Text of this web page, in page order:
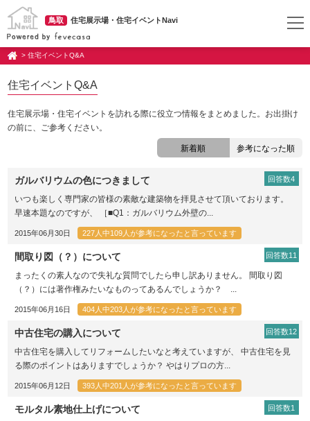
鳥取 住宅展示場・住宅イベントNavi
> 住宅イベントQ&A
住宅イベントQ&A
住宅展示場・住宅イベントを訪れる際に役立つ情報をまとめました。お出掛け
の前に、ご参考ください。
新着順 参考になった順
回答数4
ガルバリウムの色につきまして
いつも楽しく専門家の皆様の素敵な建築物を拝見させて頂いております。
早速本題なのですが、 ［■Q1：ガルバリウム外壁の...
2015年06月30日 227人中109人が参考になったと言っています
回答数11
間取り図（？）について
まったくの素人なので失礼な質問でしたら申し訳ありません。 間取り図
（？）には著作権みたいなものってあるんでしょうか？ ...
2015年06月16日 404人中203人が参考になったと言っています
回答数12
中古住宅の購入について
中古住宅を購入してリフォームしたいなと考えていますが、 中古住宅を見
る際のポイントはありますでしょうか？ やはりプロの方...
2015年06月12日 393人中201人が参考になったと言っています
回答数1
モルタル素地仕上げについて